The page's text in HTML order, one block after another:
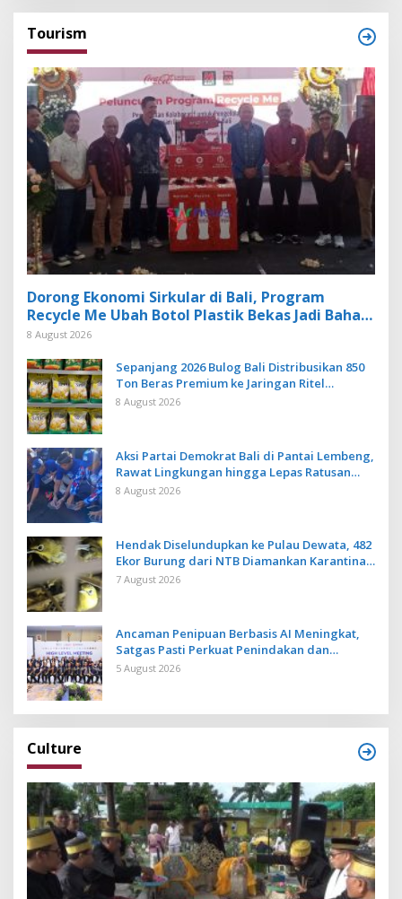
Tourism
Dorong Ekonomi Sirkular di Bali, Program
Recycle Me Ubah Botol Plastik Bekas Jadi Bahan
Baku Baru
8 August 2026
Sepanjang 2026 Bulog Bali Distribusikan 850
Ton Beras Premium ke Jaringan Ritel
Moderen
8 August 2026
Aksi Partai Demokrat Bali di Pantai Lembeng,
Rawat Lingkungan hingga Lepas Ratusan
Tukik Bedawang Nala
8 August 2026
Hendak Diselundupkan ke Pulau Dewata, 482
Ekor Burung dari NTB Diamankan Karantina
Bali
7 August 2026
Ancaman Penipuan Berbasis AI Meningkat,
Satgas Pasti Perkuat Penindakan dan
Pengembangan Aplikasi Anti Penipuan
5 August 2026
Culture